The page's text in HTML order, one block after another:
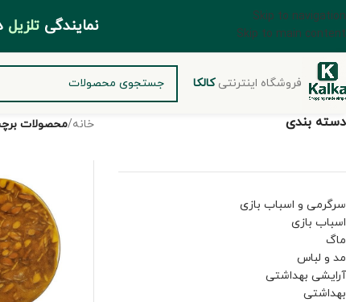
Skip to navigation
Skip to main content
تلزیل
فروشگاه اینترنتیکالکا
دسته بندی
سرگرمی و اسباب بازی
اسباب بازی
ماگ
مد و لباس
آرایشی بهداشتی
بهداشتی
خانه/محصولات